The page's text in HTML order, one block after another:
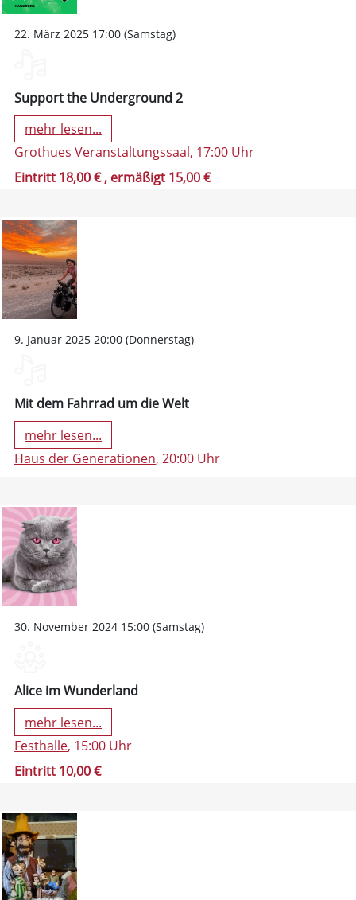
22. März 2025 17:00 (Samstag)
Support the Underground 2
mehr lesen...
Grothues Veranstaltungssaal, 17:00 Uhr
Eintritt 18,00 €, ermäßigt 15,00 €
9. Januar 2025 20:00 (Donnerstag)
Mit dem Fahrrad um die Welt
mehr lesen...
Haus der Generationen, 20:00 Uhr
30. November 2024 15:00 (Samstag)
Alice im Wunderland
mehr lesen...
Festhalle, 15:00 Uhr
Eintritt 10,00 €